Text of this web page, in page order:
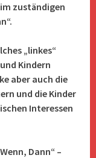
zuständigen
„linkes“
Kindern
aber auch die
und die Kinder
Interessen
Dann“ –